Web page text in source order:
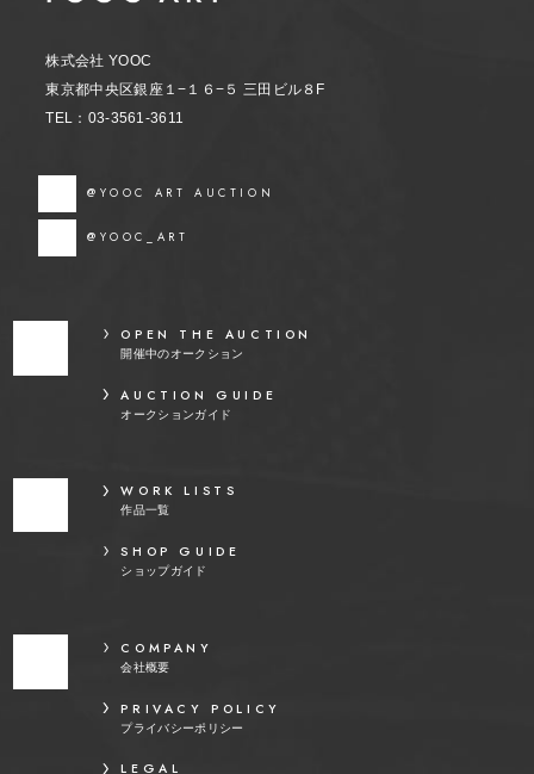
株式会社 YOOC
東京都中央区銀座１−１６−５ 三田ビル８F
TEL：03-3561-3611
@YOOC ART AUCTION
@YOOC_ART
OPEN THE AUCTION
開催中のオークション
AUCTION GUIDE
オークションガイド
WORK LISTS
作品一覧
SHOP GUIDE
ショップガイド
COMPANY
会社概要
PRIVACY POLICY
プライバシーポリシー
LEGAL